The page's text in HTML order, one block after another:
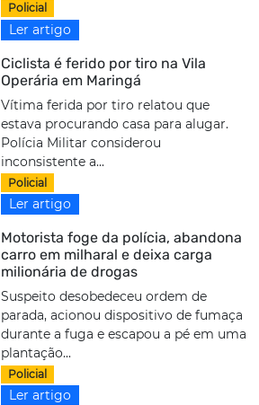
Policial
Ler artigo
Ciclista é ferido por tiro na Vila
Operária em Maringá
Vítima ferida por tiro relatou que
estava procurando casa para alugar.
Polícia Militar considerou
inconsistente a...
Policial
Ler artigo
Motorista foge da polícia, abandona
carro em milharal e deixa carga
milionária de drogas
Suspeito desobedeceu ordem de
parada, acionou dispositivo de fumaça
durante a fuga e escapou a pé em uma
plantação...
Policial
Ler artigo